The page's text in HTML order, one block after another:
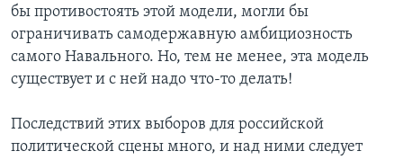
бы противостоять этой модели, могли бы
ограничивать самодержавную амбициозность
самого Навального. Но, тем не менее, эта модель
существует и с ней надо что-то делать!
Последствий этих выборов для российской
политической сцены много, и над ними следует